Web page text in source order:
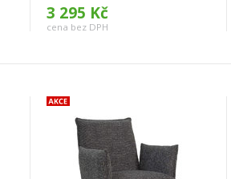
3 295 Kč
cena bez DPH